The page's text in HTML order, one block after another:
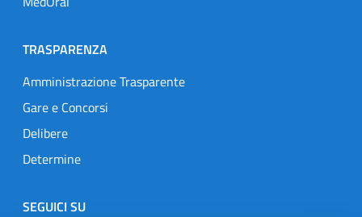
TRASPARENZA
Amministrazione Trasparente
Gare e Concorsi
Delibere
Determine
SEGUICI SU